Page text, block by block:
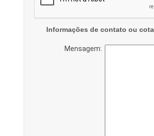
Informações de contato ou
Mensagem: